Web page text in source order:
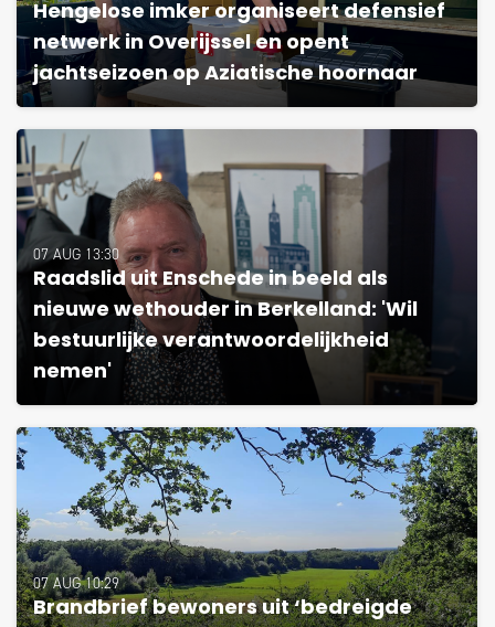
Hengelose imker organiseert defensief
netwerk in Overijssel en opent
jachtseizoen op Aziatische hoornaar
07 AUG 13:30
Raadslid uit Enschede in beeld als
nieuwe wethouder in Berkelland: 'Wil
bestuurlijke verantwoordelijkheid
nemen'
07 AUG 10:29
Brandbrief bewoners uit ‘bedreigde